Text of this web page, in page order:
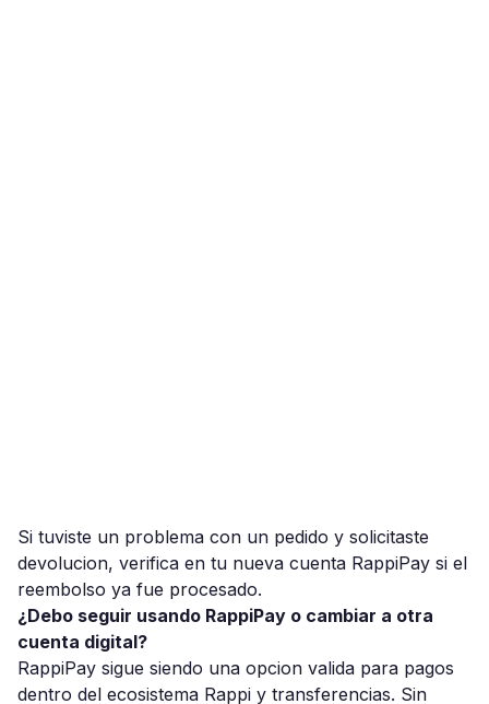
Si tuviste un problema con un pedido y solicitaste
devolucion, verifica en tu nueva cuenta RappiPay si el
reembolso ya fue procesado.
¿Debo seguir usando RappiPay o cambiar a otra
cuenta digital?
RappiPay sigue siendo una opcion valida para pagos
dentro del ecosistema Rappi y transferencias. Sin